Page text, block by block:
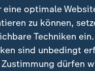
eine optimale
zu können,
Techniken
sind unbedingt
dürfen